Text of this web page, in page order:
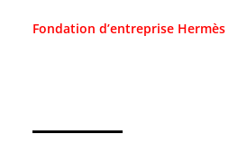
Fondation d’entreprise Hermès